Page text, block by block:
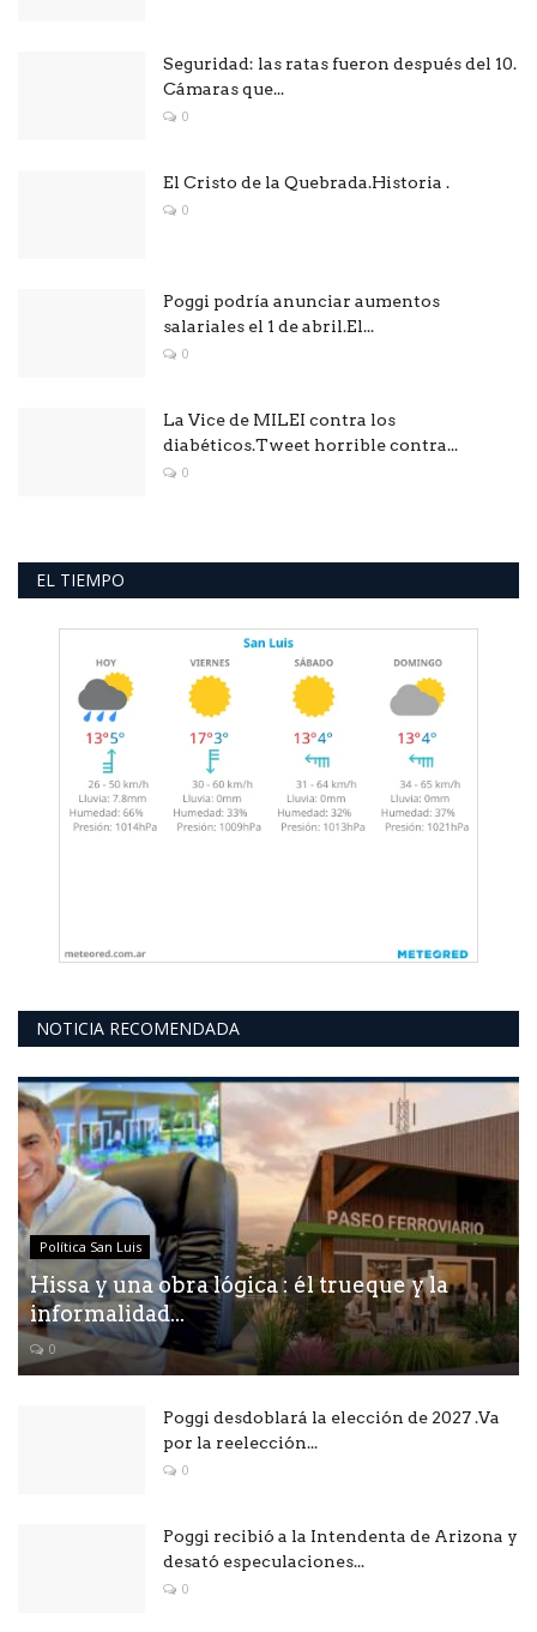
Seguridad: las ratas fueron después del 10.
Cámaras que...
0
El Cristo de la Quebrada.Historia .
0
Poggi podría anunciar aumentos
salariales el 1 de abril.El...
0
La Vice de MILEI contra los
diabéticos.Tweet horrible contra...
0
EL TIEMPO
NOTICIA RECOMENDADA
Política San Luis
Hissa y una obra lógica : él trueque y la
informalidad...
0
Poggi desdoblará la elección de 2027 .Va
por la reelección...
0
Poggi recibió a la Intendenta de Arizona y
desató especulaciones...
0